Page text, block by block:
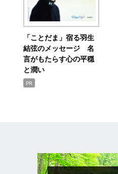
「ことだま」宿る羽生
結弦のメッセージ 名
言がもたらす心の平穏
と潤い
PR